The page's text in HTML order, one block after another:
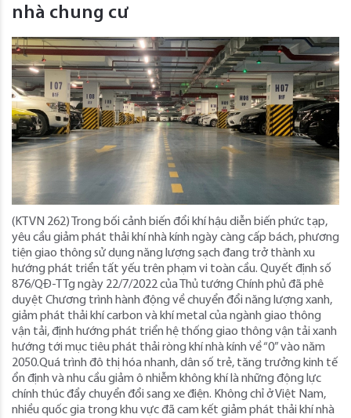
nhà chung cư
(KTVN 262) Trong bối cảnh biến đổi khí hậu diễn biến phức tạp,
yêu cầu giảm phát thải khí nhà kính ngày càng cấp bách, phương
tiện giao thông sử dụng năng lượng sạch đang trở thành xu
hướng phát triển tất yếu trên phạm vi toàn cầu. Quyết định số
876/QĐ-TTg ngày 22/7/2022 của Thủ tướng Chính phủ đã phê
duyệt Chương trình hành động về chuyển đổi năng lượng xanh,
giảm phát thải khí carbon và khí metal của ngành giao thông
vận tải, định hướng phát triển hệ thống giao thông vận tải xanh
hướng tới mục tiêu phát thải ròng khí nhà kính về “0” vào năm
2050.Quá trình đô thị hóa nhanh, dân số trẻ, tăng trưởng kinh tế
ổn định và nhu cầu giảm ô nhiễm không khí là những động lực
chính thúc đẩy chuyển đổi sang xe điện. Không chỉ ở Việt Nam,
nhiều quốc gia trong khu vực đã cam kết giảm phát thải khí nhà